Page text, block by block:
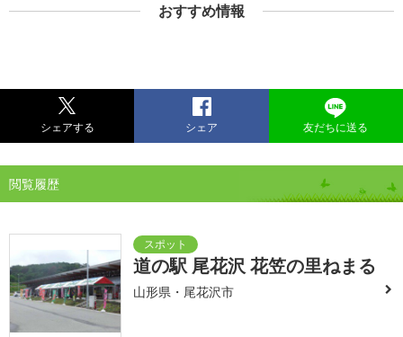
おすすめ情報
シェアする シェア 友だちに送る
閲覧履歴
道の駅 尾花沢 花笠の里ねまる
山形県・尾花沢市